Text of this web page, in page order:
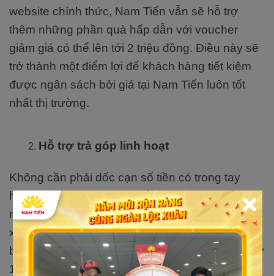
website chính thức, Nam Tiến vẫn sẽ hỗ trợ
thêm những phần quà hấp dẫn với voucher
giảm giá có thể lên tới 2 triệu đồng. Điều này sẽ
trở thành một điểm lợi để khách hàng tiết kiệm
được ngân sách bởi giá tại Nam Tiến luôn tốt
nhất thị trường.
Hỗ trợ trả góp linh hoạt
Không cần phải dốc cạn số tiền có trong tay
hoặc tích lũy từng đồng để mua đứt xe trong
một lần, bạn vẫn có thể sở hữu ngay một chiếc
xe máy điện theo phong cách cá nhân của riêng
bạn. Chỉ cần thanh toán trước một số tiền nhỏ từ
10% - 30%, số còn lại sẽ chia ra thanh toàn đều